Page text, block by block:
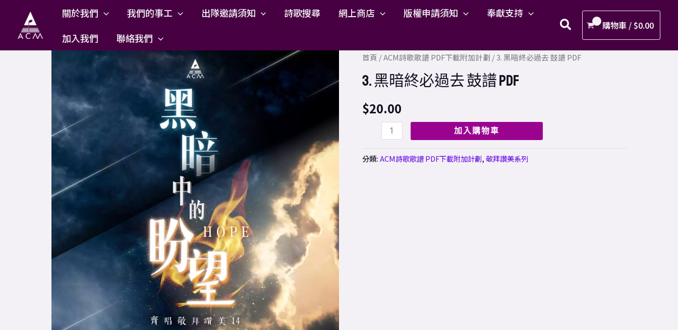
content
關於我們 我們的事工 出隊邀請須知 詩歌搜尋 網上商店 版權申請須知
奉獻支持
加入我們
聯絡我們
購物車 /$0.00
首頁 /ACM詩歌歌譜 PDF下載附加計劃 / 3. 黑暗終必過去 鼓譜 PDF
3. 黑暗終必過去 鼓譜 PDF
$20.00
3.
暗
終
必
鼓
加入購物車
分類:ACM詩歌歌譜 PDF下載附加計劃,敬拜讚美系列
終
去
鼓
譜